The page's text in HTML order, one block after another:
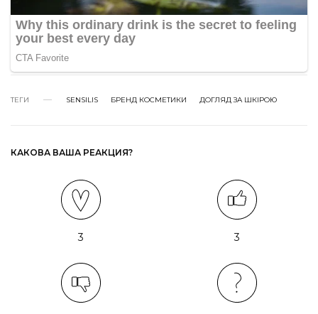
ТЕГИ SENSILIS БРЕНД КОСМЕТИКИ ДОГЛЯД ЗА ШКІРОЮ
КАКОВА ВАША РЕАКЦИЯ?
3 3